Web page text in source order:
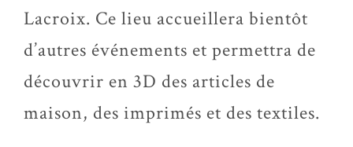
Lacroix. Ce lieu accueillera bientôt
d’autres événements et permettra de
découvrir en 3D des articles de
maison, des imprimés et des textiles.